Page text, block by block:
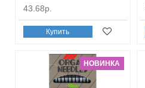
43.68р.
Купить
НОВИНКА